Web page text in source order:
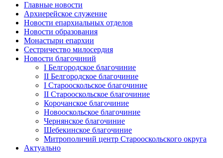
Главные новости
Архиерейское служение
Новости епархиальных отделов
Новости образования
Монастыри епархии
Сестричество милосердия
Новости благочиний
I Белгородское благочиние
II Белгородское благочиние
I Старооскольское благочиние
II Старооскольское благочиние
Корочанское благочиние
Новооскольское благочиние
Чернянское благочиние
Шебекинское благочиние
Митрополичий центр Старооскольского округа
Актуально